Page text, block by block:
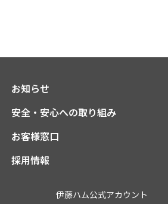
お知らせ
安全・安心への取り組み
お客様窓口
採用情報
伊藤ハム公式アカウント